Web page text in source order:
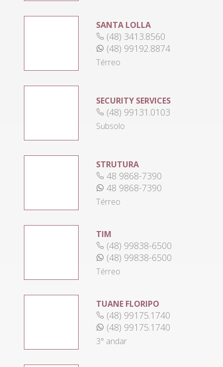
SANTA LOLLA
(48) 3413.8560
(48) 99192.8874
Térreo
SECURITY SERVICES
(48) 99131.0103
Subsolo
STRUTURA
48 9868-7390
48 9868-7390
Térreo
TIM
(48) 99838-6500
(48) 99838-6500
Térreo
TUANE FLORIPO
(48) 99175.1740
(48) 99175.1740
3° andar